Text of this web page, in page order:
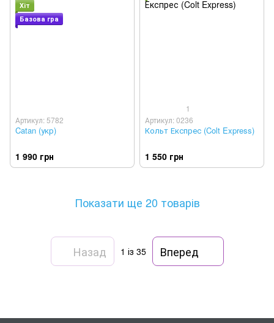
Хіт
Базова гра
Артикул: 5782
Catan (укр)
1 990 грн
1
Артикул: 0236
Кольт Експрес (Colt Express)
1 550 грн
Показати ще 20 товарів
Назад 1 із 35 Вперед